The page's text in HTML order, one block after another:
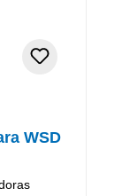
WSD